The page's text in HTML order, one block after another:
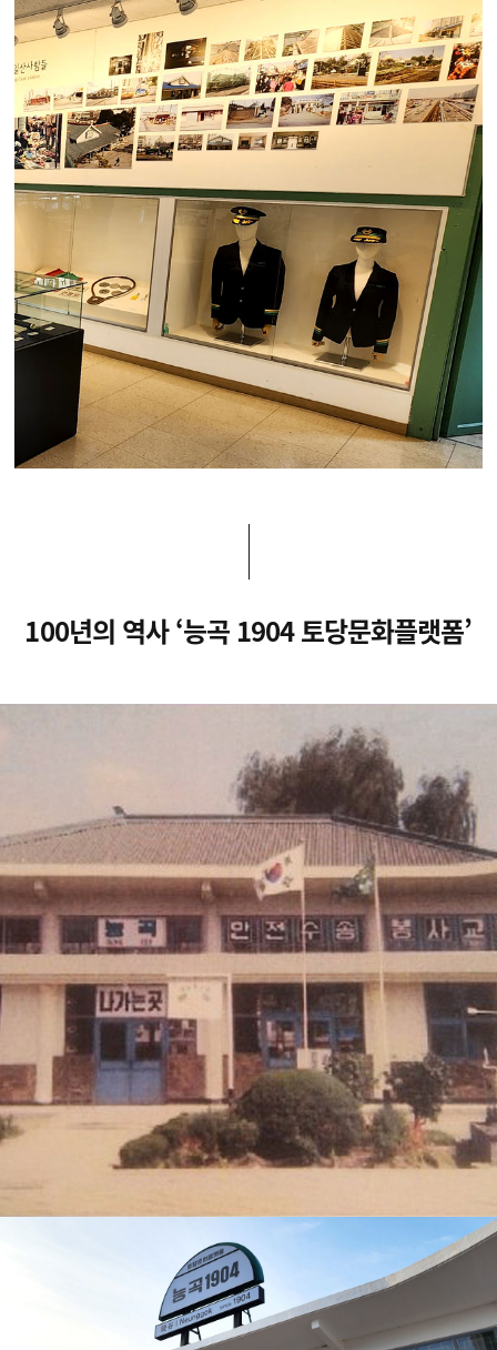
100년의 역사 ‘능곡 1904 토당문화플랫폼’